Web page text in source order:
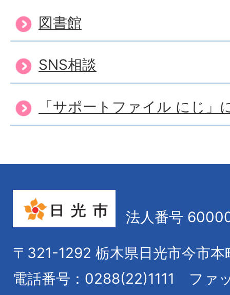
図書館
SNS相談
「サポートファイル にじ」
法人番号
〒321-1292 栃木県日光市今市本
電話番号：0288(22)1111
ファ